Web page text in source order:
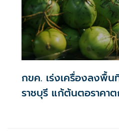
กขค. เร่งเครื่องลงพื้น
ราชบุรี แก้ต้นตอราคา